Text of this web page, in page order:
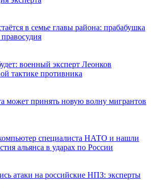
в семье главы района: прабабушка
военный эксперт Леонков
тактике противника
может принять новую волну мигрантов
специалиста НАТО и нашли
альянса в ударах по России
атаки на российские НПЗ: эксперты